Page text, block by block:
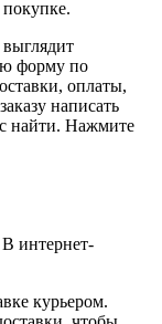
покупке.
форму по
оплаты,
написать
найти. Нажмите
интернет-
курьером.